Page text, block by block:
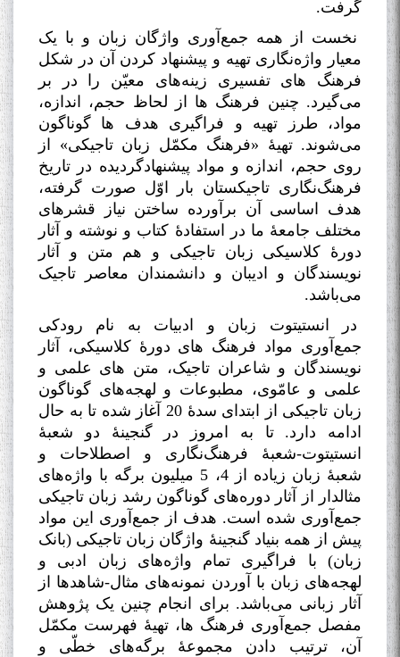
گرفت.
نخست از همه جمع‌آوری واژگان زبان و با یک
معیار واژه‌نگاری تهیه و پیشنهاد کردن آن در شکل
فرهنگ های تفسیری زینه‌های معیّن را در بر
می‌گیرد. چنین فرهنگ ها از لحاظ حجم، ‌اندازه،
مواد، طرز تهیه و فراگیری هدف ها گوناگون
می‌شوند. تهیۀ «فرهنگ مکمّل زبان تاجیکی» از
روی حجم، ‌اندازه و مواد پیشنهادگردیده در تاریخ
فرهنگ‌نگاری تاجیکستان بار اوّل صورت گرفته،
هدف اساسی آن برآورده ساختن نیاز قشرهای
مختلف جامعۀ ما در استفادۀ کتاب و نوشته و آثار
دورۀ کلاسیکی زبان تاجیکی و هم متن و آثار
نویسندگان و ادیبان و دانشمندان معاصر تاجیک
می‌باشد.
در انستیتوت زبان و ادبیات به نام رودکی
جمع‌آوری مواد فرهنگ های دورۀ کلاسیکی، آثار
نویسندگان و شاعران تاجیک، متن های علمی و
علمی و عامّوی، مطبوعات و لهجه‌های گوناگون
زبان تاجیکی از ابتدای سدۀ 20 آغاز شده تا به حال
ادامه‌ دارد. تا به امروز در گنجینۀ دو شعبۀ
انستیتوت-شعبۀ فرهنگ‌نگاری و اصطلاحات و
شعبۀ زبان زیاده از 4، 5 میلیون برگه با واژه‌های
مثالدار از آثار دوره‌های گوناگون رشد زبان تاجیکی
جمع‌آوری شده است. هدف از جمع‌آوری این مواد
پیش از همه بنیاد گنجینۀ واژگان زبان تاجیکی (بانک
زبان) با فراگیری تمام واژه‌های زبان ادبی و
لهجه‌های زبان با آوردن نمونه‌های مثال-شاهدها از
آثار زبانی می‌باشد. برای انجام چنین یک پژوهش
مفصل جمع‌آوری فرهنگ ها، تهیۀ فهرست مکمّل
آن، ترتیب دادن مجموعۀ برگه‌های خطّی و